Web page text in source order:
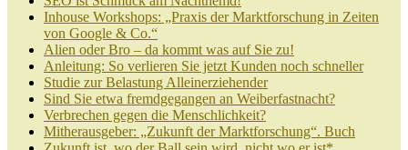
Inhouse Workshops: „Praxis der Marktforschung in Zeiten
von Google & Co.“
Alien oder Bro – da kommt was auf Sie zu!
Anleitung: So verlieren Sie jetzt Kunden noch schneller
Studie zur Belastung Alleinerziehender
Sind Sie etwa fremdgegangen an Weiberfastnacht?
Verbrechen gegen die Menschlichkeit?
Mitherausgeber: „Zukunft der Marktforschung“. Buch